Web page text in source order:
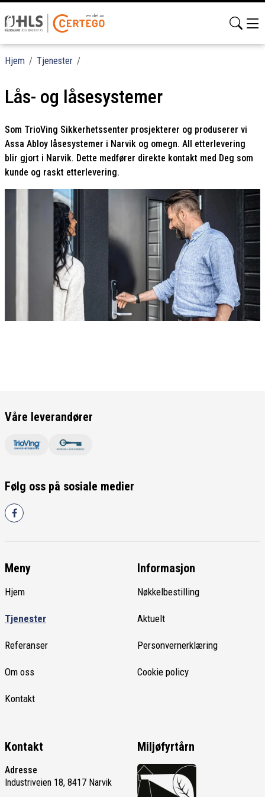
/
Hjem /
Tjenester
Lås- og låsesystemer
Som TrioVing Sikkerhetssenter prosjekterer og produserer vi
Assa Abloy låsesystemer i Narvik og omegn. All etterlevering
blir gjort i Narvik. Dette medfører direkte kontakt med Deg som
kunde og raskt etterlevering.
Våre leverandører
Følg oss på sosiale medier
Meny
Hjem
Tjenester
Referanser
Om oss
Kontakt
Informasjon
Nøkkelbestilling
Aktuelt
Personvernerklæring
Cookie policy
Kontakt
Adresse
Industriveien 18, 8417 Narvik
Miljøfyrtårn